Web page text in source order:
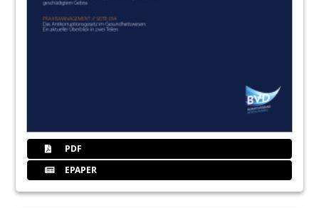
PDF
EPAPER